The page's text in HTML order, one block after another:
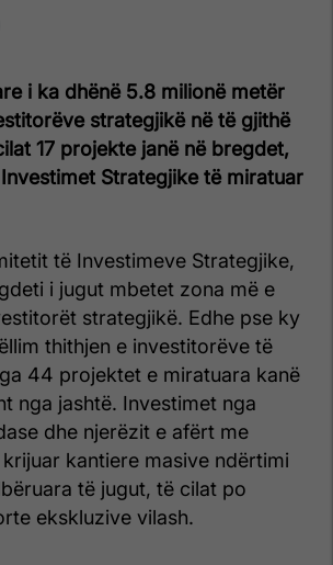
i ka dhënë 5.8 milionë metër
strategjikë në të gjithë
17 projekte janë në bregdet,
Strategjike të miratuar
të Investimeve Strategjike,
i jugut mbetet zona më e
strategjikë. Edhe pse ky
thithjen e investitorëve të
44 projektet e miratuara kanë
nga jashtë. Investimet nga
dhe njerëzit e afërt me
kantiere masive ndërtimi
të jugut, të cilat po
ekskluzive vilash.